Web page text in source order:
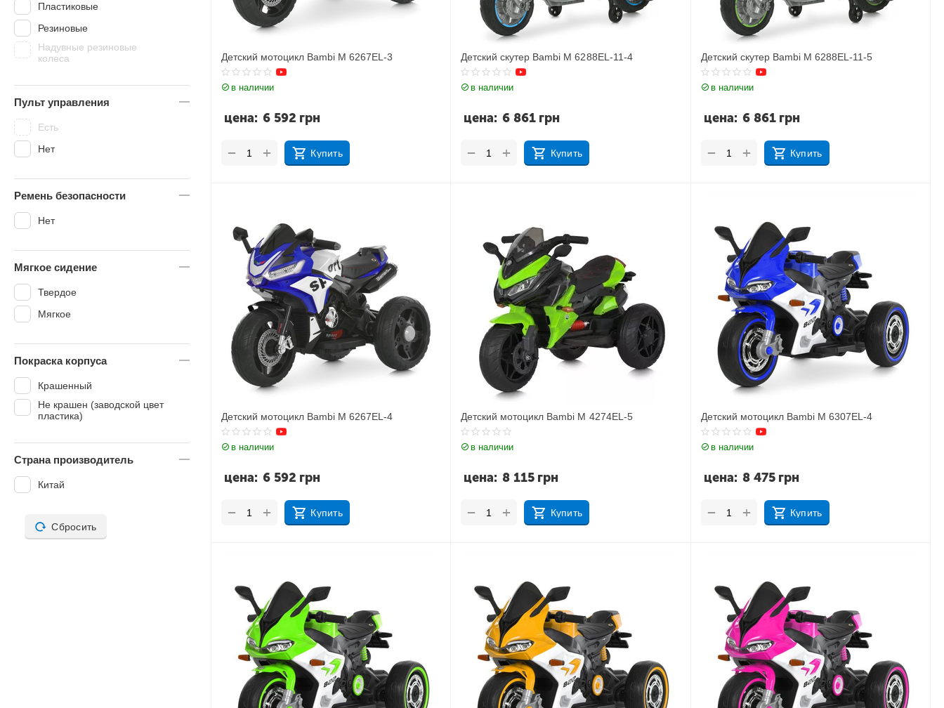
Детский мотоцикл Bambi M 6267EL-3
в наличии
6 592 грн
цена:
Купить
+
−
Детский скутер Bambi M 6288EL-11-4
в наличии
6 861 грн
цена:
Купить
+
−
Детский скутер Bambi M 6288EL-11-5
в наличии
6 861 грн
цена:
Купить
+
−
Детский мотоцикл Bambi M 6267EL-4
в наличии
6 592 грн
цена:
Купить
+
−
Детский мотоцикл Bambi M 4274EL-5
в наличии
8 115 грн
цена:
Купить
+
−
Детский мотоцикл Bambi M 6307EL-4
в наличии
8 475 грн
цена:
Купить
+
−
Пластиковые
Резиновые
Надувные резиновые
колеса
Пульт управления
Есть
Нет
Ремень безопасности
Нет
Мягкое сидение
Твердое
Мягкое
Покраска корпуса
Крашенный
Не крашен (заводской цвет
пластика)
Страна производитель
Китай
Сбросить